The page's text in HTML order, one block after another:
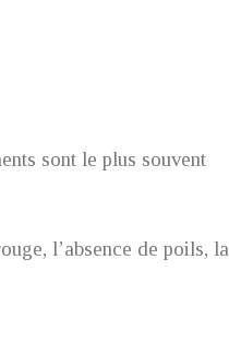
sont le plus souvent
l’absence de poils, la